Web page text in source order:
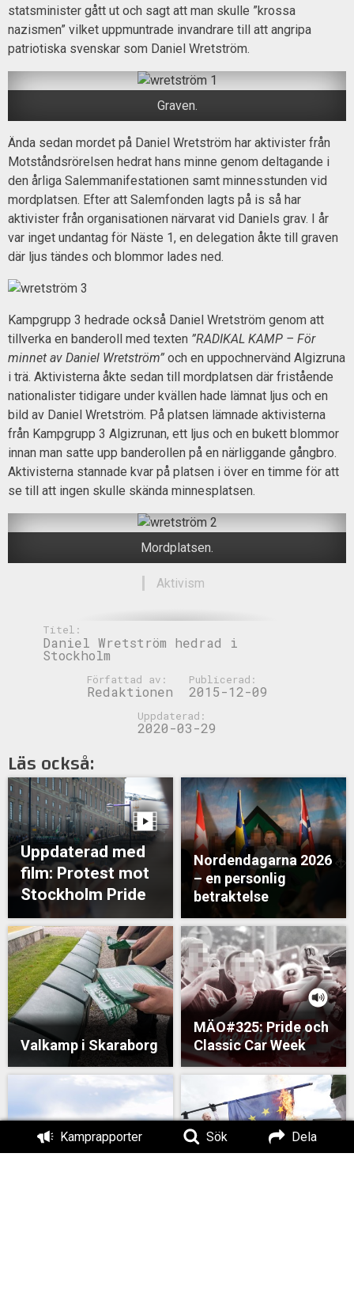
Kamprapporter Sök Dela
statsminister gått ut och sagt att man skulle ”krossa
nazismen” vilket uppmuntrade invandrare till att angripa
patriotiska svenskar som Daniel Wretström.
Graven.
Ända sedan mordet på Daniel Wretström har aktivister från
Motståndsrörelsen hedrat hans minne genom deltagande i
den årliga Salemmanifestationen samt minnesstunden vid
mordplatsen. Efter att Salemfonden lagts på is så har
aktivister från organisationen närvarat vid Daniels grav. I år
var inget undantag för Näste 1, en delegation åkte till graven
där ljus tändes och blommor lades ned.
Kampgrupp 3 hedrade också Daniel Wretström genom att
tillverka en banderoll med texten ”RADIKAL KAMP – För
minnet av Daniel Wretström” och en uppochnervänd Algizruna
i trä. Aktivisterna åkte sedan till mordplatsen där fristående
nationalister tidigare under kvällen hade lämnat ljus och en
bild av Daniel Wretström. På platsen lämnade aktivisterna
från Kampgrupp 3 Algizrunan, ett ljus och en bukett blommor
innan man satte upp banderollen på en närliggande gångbro.
Aktivisterna stannade kvar på platsen i över en timme för att
se till att ingen skulle skända minnesplatsen.
Mordplatsen.
Aktivism
Titel:
Daniel Wretström hedrad i
Stockholm
Författad av:
Redaktionen
Publicerad:
2015-12-09
Uppdaterad:
2020-03-29
Läs också:
Uppdaterad med
film: Protest mot
Stockholm Pride
Nordendagarna 2026
– en personlig
betraktelse
Valkamp i Skaraborg
MÄO#325: Pride och
Classic Car Week